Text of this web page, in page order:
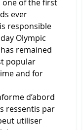
one of the first
ever
responsible
Olympic
remained
popular
and for
d’abord
ressentis par
utiliser